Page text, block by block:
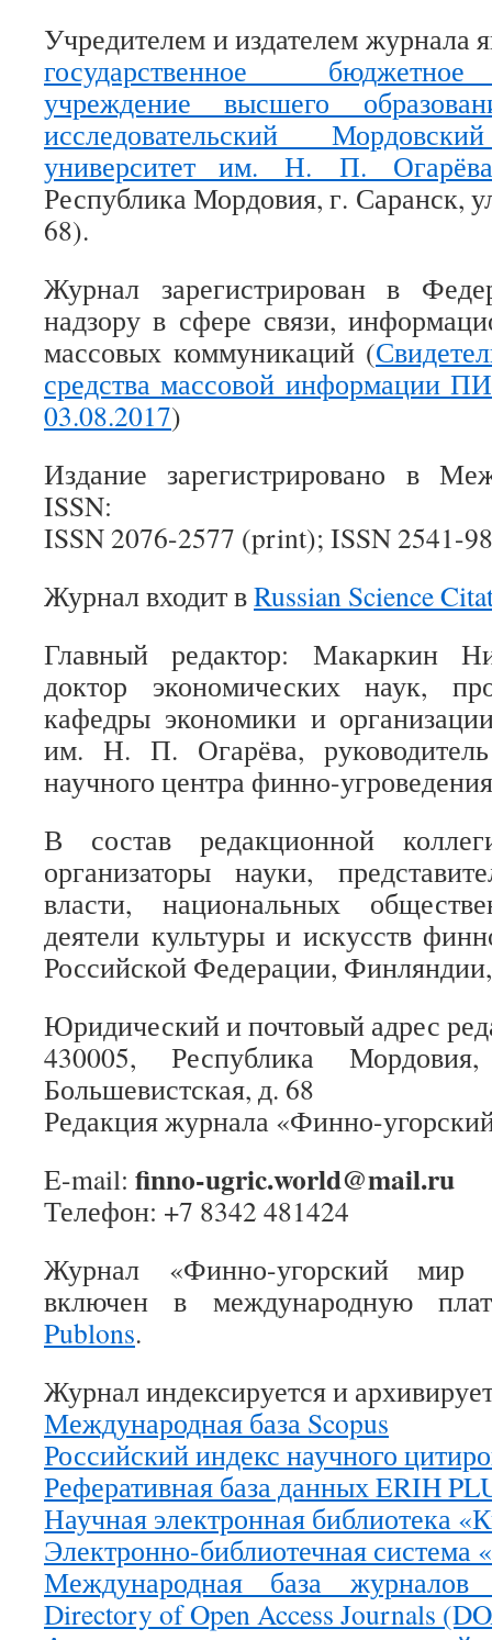
Учредителем и издателем журнала
государственное бюджетное
учреждение высшего
исследовательский
университет им. Н. П. Огарёва
Республика Мордовия, г. Саранск,
68).
Журнал зарегистрирован в
надзору в сфере связи,
массовых коммуникаций (
средства массовой информации
03.08.2017)
Издание зарегистрировано в
ISSN:
ISSN 2076-2577 (print); ISSN 2541-
Журнал входит вRussian Science
Главный редактор: Макаркин
доктор экономических наук,
кафедры экономики и
им. Н. П. Огарёва,
научного центра финно-
В состав редакционной
организаторы науки,
власти, национальных
деятели культуры и искусств
Российской Федерации,
Юридический и почтовый адрес
430005, Республика
Большевистская, д. 68
Редакция журнала «Финно-
E-mail: finno-ugric.world@mail.ru
Телефон: +7 8342 481424
Журнал «Финно-угорский мир
включен в международную
Publons.
Журнал индексируется и
Международная база Scopus
Российский индекс научного
Реферативная база данных ERIH
Научная электронная библиотека
Электронно-библиотечная система
Международная база журналов
Directory of Open Access Journals